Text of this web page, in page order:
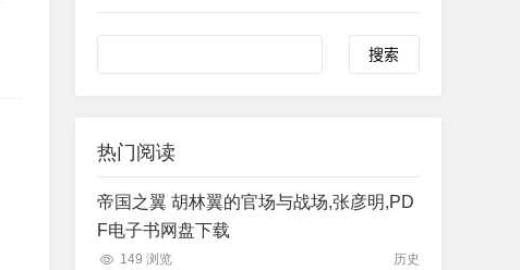
Search
热门阅读
帝国之翼 胡林翼的官场与战场,张彦明,PD
F电子书网盘下载
149 浏览 历史